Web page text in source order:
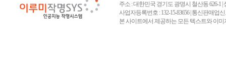
주소 : 대한민국 경기도 광명시 철산동 626-1 |
사업자등록번호 : 132-15-83656 | 통신판매업
본 사이트에서 제공하는 모든 텍스트와 이